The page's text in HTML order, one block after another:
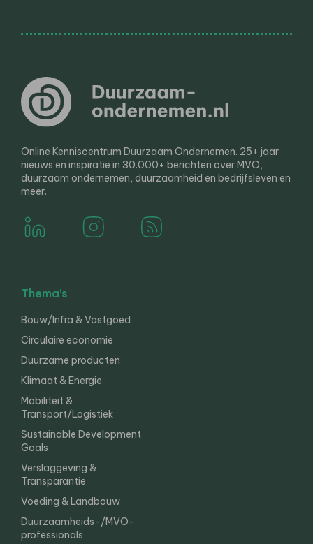
Online Kenniscentrum Duurzaam Ondernemen. 25+ jaar
nieuws en inspiratie in 30.000+ berichten over MVO,
duurzaam ondernemen, duurzaamheid en bedrijfsleven en
meer.
Thema’s
Bouw/Infra & Vastgoed
Circulaire economie
Duurzame producten
Klimaat & Energie
Mobiliteit &
Transport/Logistiek
Sustainable Development
Goals
Verslaggeving &
Transparantie
Voeding & Landbouw
Duurzaamheids-/MVO-
professionals